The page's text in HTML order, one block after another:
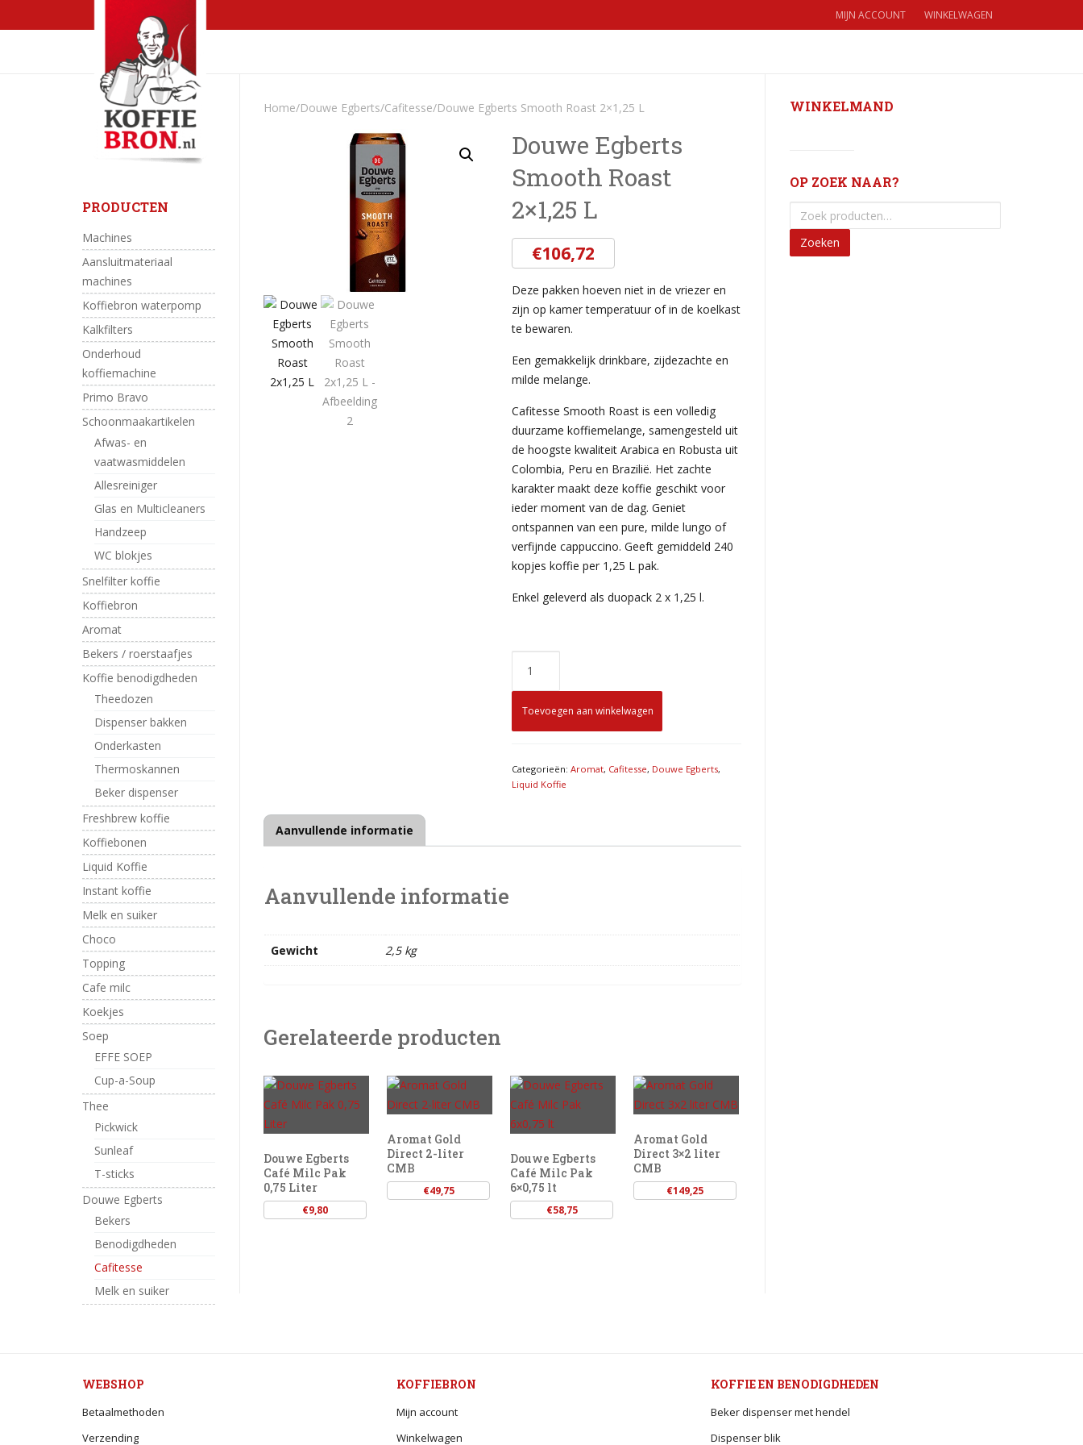
MIJN ACCOUNT WINKELWAGEN
Home/Douwe Egberts/Cafitesse/Douwe Egberts Smooth Roast 2×1,25 L
Douwe Egberts
Smooth Roast
2×1,25 L
€106,72
Deze pakken hoeven niet in de vriezer en
zijn op kamer temperatuur of in de koelkast
te bewaren.
Een gemakkelijk drinkbare, zijdezachte en
milde melange.
Cafitesse Smooth Roast is een volledig
duurzame koffiemelange, samengesteld uit
de hoogste kwaliteit Arabica en Robusta uit
Colombia, Peru en Brazilië. Het zachte
karakter maakt deze koffie geschikt voor
ieder moment van de dag. Geniet
ontspannen van een pure, milde lungo of
verfijnde cappuccino. Geeft gemiddeld 240
kopjes koffie per 1,25 L pak.
Enkel geleverd als duopack 2 x 1,25 l.
Toevoegen aan winkelwagen
Categorieën:Aromat, Cafitesse, Douwe Egberts,
Liquid Koffie
Aanvullende informatie
Aanvullende informatie
Gewicht 2,5 kg
Gerelateerde producten
Douwe Egberts
Café Milc Pak
0,75 Liter
€9,80
Aromat Gold
Direct 2-liter
CMB
€49,75
Douwe Egberts
Café Milc Pak
6×0,75 lt
€58,75
Aromat Gold
Direct 3×2 liter
CMB
€149,25
WINKELMAND
OP ZOEK NAAR?
Zoeken
PRODUCTEN
Machines
Aansluitmateriaal
machines
Koffiebron waterpomp
Kalkfilters
Onderhoud
koffiemachine
Primo Bravo
Schoonmaakartikelen
Afwas- en
vaatwasmiddelen
Allesreiniger
Glas en Multicleaners
Handzeep
WC blokjes
Snelfilter koffie
Koffiebron
Aromat
Bekers / roerstaafjes
Koffie benodigdheden
Theedozen
Dispenser bakken
Onderkasten
Thermoskannen
Beker dispenser
Freshbrew koffie
Koffiebonen
Liquid Koffie
Instant koffie
Melk en suiker
Choco
Topping
Cafe milc
Koekjes
Soep
EFFE SOEP
Cup-a-Soup
Thee
Pickwick
Sunleaf
T-sticks
Douwe Egberts
Bekers
Benodigdheden
Cafitesse
Melk en suiker
WEBSHOP
Betaalmethoden
Verzending
KOFFIEBRON
Mijn account
Winkelwagen
KOFFIE EN BENODIGDHEDEN
Beker dispenser met hendel
Dispenser blik